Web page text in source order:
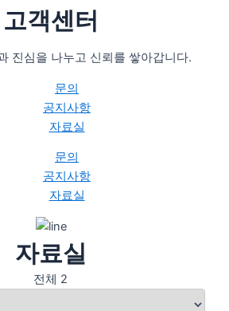
고객센터
진심을 나누고 신뢰를 쌓아갑니다.
문의
공지사항
자료실
문의
공지사항
자료실
자료실
전체 2